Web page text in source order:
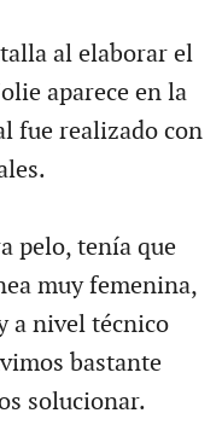
al elaborar el
aparece en la
fue realizado con
pelo, tenía que
muy femenina,
a nivel técnico
bastante
solucionar.